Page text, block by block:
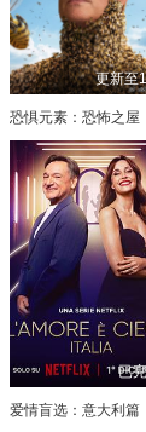
更新至
恐惧元素：恐怖之屋
已
爱情盲选：意大利篇